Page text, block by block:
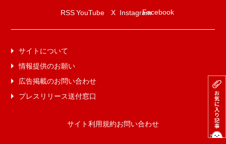
RSSYouTube X InstagramFacebook
サイトについて
情報提供のお願い
広告掲載のお問い合わせ
プレスリリース送付窓口
サイト利用規約お問い合わせ